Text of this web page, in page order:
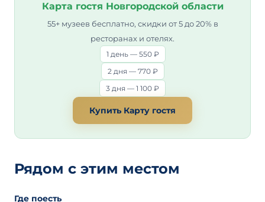
Карта гостя Новгородской области
55+ музеев бесплатно, скидки от 5 до 20% в
ресторанах и отелях.
1 день — 550 ₽
2 дня — 770 ₽
3 дня — 1 100 ₽
Купить Карту гостя
Рядом с этим местом
Где поесть